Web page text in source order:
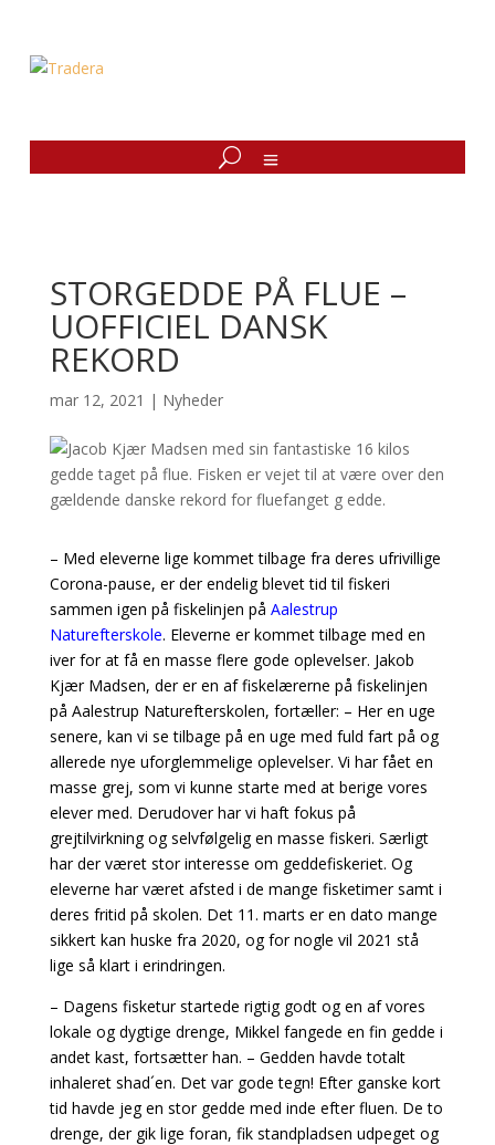
STORGEDDE PÅ FLUE –
UOFFICIEL DANSK
REKORD
mar 12, 2021 | Nyheder
– Med eleverne lige kommet tilbage fra deres ufrivillige
Corona-pause, er der endelig blevet tid til fiskeri
sammen igen på fiskelinjen på Aalestrup
Naturefterskole. Eleverne er kommet tilbage med en
iver for at få en masse flere gode oplevelser. Jakob
Kjær Madsen, der er en af fiskelærerne på fiskelinjen
på Aalestrup Naturefterskolen, fortæller: – Her en uge
senere, kan vi se tilbage på en uge med fuld fart på og
allerede nye uforglemmelige oplevelser. Vi har fået en
masse grej, som vi kunne starte med at berige vores
elever med. Derudover har vi haft fokus på
grejtilvirkning og selvfølgelig en masse fiskeri. Særligt
har der været stor interesse om geddefiskeriet. Og
eleverne har været afsted i de mange fisketimer samt i
deres fritid på skolen. Det 11. marts er en dato mange
sikkert kan huske fra 2020, og for nogle vil 2021 stå
lige så klart i erindringen.
– Dagens fisketur startede rigtig godt og en af vores
lokale og dygtige drenge, Mikkel fangede en fin gedde i
andet kast, fortsætter han. – Gedden havde totalt
inhaleret shad´en. Det var gode tegn! Efter ganske kort
tid havde jeg en stor gedde med inde efter fluen. De to
drenge, der gik lige foran, fik standpladsen udpeget og